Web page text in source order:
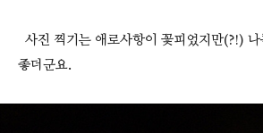
사진 찍기는 애로사항이 꽃피었지만(?!)
좋더군요.